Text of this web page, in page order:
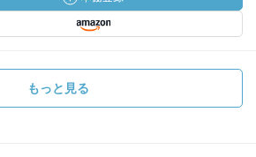
もっと見る